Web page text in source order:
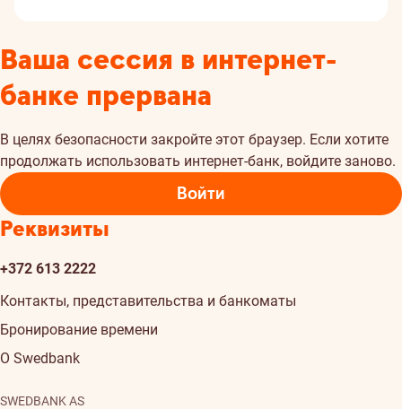
Ваша сессия в интернет-
банке прервана
В целях безопасности закройте этот браузер. Если хотите
продолжать использовать интернет-банк, войдите заново.
Войти
Реквизиты
+372 613 2222
Контакты, представительства и банкоматы
Бронирование времени
О Swedbank
SWEDBANK AS